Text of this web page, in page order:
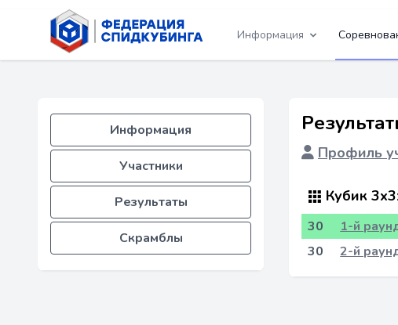
Информация
Информация
Участники
Результаты
Скрамблы
Профиль
Кубик
30
1-й
30
2-й